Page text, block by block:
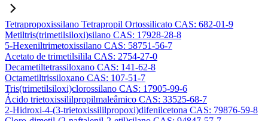
Tetrapropoxissilano Tetrapropil Ortossilicato CAS: 682-01-9
Metiltris(trimetilsiloxi)silano CAS: 17928-28-8
5-Hexeniltrimetoxissilano CAS: 58751-56-7
Acetato de trimetilsilila CAS: 2754-27-0
Decametiltetrassiloxano CAS: 141-62-8
Octametiltrissiloxano CAS: 107-51-7
Tris(trimetilsiloxi)clorossilano CAS: 17905-99-6
Ácido trietoxissililpropilmaleâmico CAS: 33525-68-7
2-Hidroxi-4-(3-trietoxissililpropoxi)difenilcetona CAS: 79876-59-8